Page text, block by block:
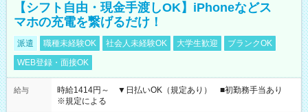
【シフト自由・現金手渡しOK】iPhoneなどス
マホの充電を繋げるだけ！
派遣 職種未経験OK 社会人未経験OK 大学生歓迎
ブランクOK
WEB登録・面接OK
給与
時給1414円～ ▼日払いOK（規定あり） ■初勤務手当あり
※規定による